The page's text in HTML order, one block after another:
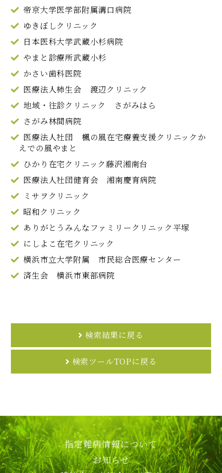
帝京大学医学部附属溝口病院
ゆきぼしクリニック
日本医科大学武蔵小杉病院
やまと診療所武蔵小杉
かさい歯科医院
医療法人柿生会 渡辺クリニック
地域・往診クリニック さがみはら
さがみ林間病院
医療法人社団 楓の風在宅療養支援クリニックか
えでの風やまと
ひかり在宅クリニック藤沢湘南台
医療法人社団健育会 湘南慶育病院
ミサヲクリニック
昭和クリニック
ありがとうみんなファミリークリニック平塚
にしよこ在宅クリニック
横浜市立大学附属 市民総合医療センター
済生会 横浜市東部病院
検索結果に戻る
検索ツールTOPに戻る
指定難病情報について
お知らせ